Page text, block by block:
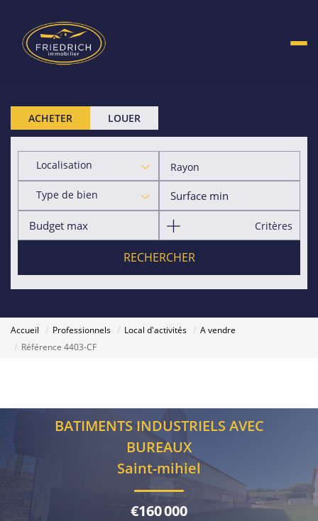
ACHETER LOUER
Localisation Rayon
Type de bien
Critères
RECHERCHER
Accueil Professionnels Local d'activités
A vendre
Référence 4403-CF
BATIMENTS INDUSTRIELS AVEC
BUREAUX
Saint-mihiel
€160 000